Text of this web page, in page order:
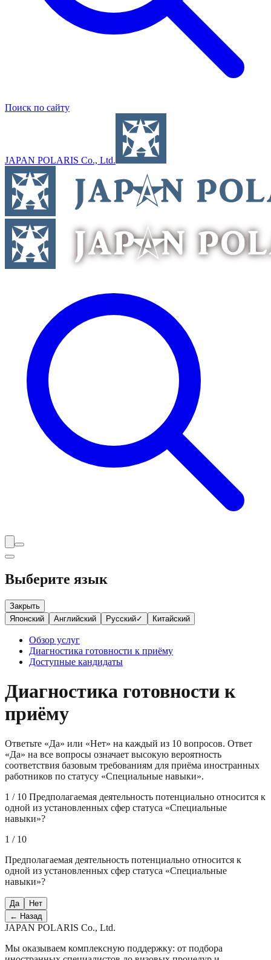
Поиск по сайту
JAPAN POLARIS Co., Ltd.
Выберите язык
Закрыть
Японский
Английский Русский✓ Китайский
Обзор услуг
Диагностика готовности к приёму
Доступные кандидаты
Диагностика готовности к
приёму
Ответьте «Да» или «Нет» на каждый из 10 вопросов. Ответ
«Да» на все вопросы означает высокую вероятность
соответствия базовым требованиям для приёма иностранных
работников по статусу «Специальные навыки».
1 / 10 Предполагаемая деятельность потенциально относится к
одной из установленных сфер статуса «Специальные
навыки»?
1 / 10
Предполагаемая деятельность потенциально относится к
одной из установленных сфер статуса «Специальные
навыки»?
Да
Нет
← Назад
JAPAN POLARIS Co., Ltd.
Мы оказываем комплексную поддержку: от подбора